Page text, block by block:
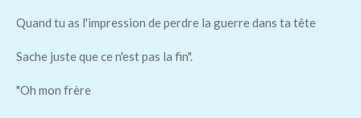
Quand tu as l'impression de perdre la guerre dans ta tête
Sache juste que ce n'est pas la fin".
"Oh mon frère